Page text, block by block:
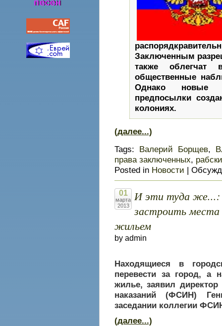
Заключенным
также облегчат
общественные
Однако новые
предпосылки
колониях.
(далее...)
Tags: Валерий Борщев,
права заключенных,
Posted in Новости |
01
марта
2013
И эти туда же...:
застроить
жильем
by admin
Находящиеся в
перевести за город, а
жилье, заявил
наказаний (ФСИН)
заседании коллегии
(далее...)